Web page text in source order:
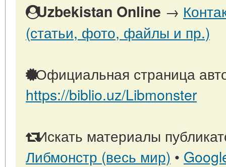
Uzbekistan Online →
(статьи, фото, файлы и пр.)
Официальная страница
https://biblio.uz/Libmonster
Искать материалы
Либмонстр (весь мир) •